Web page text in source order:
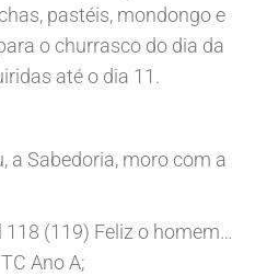
pastéis, mondongo e
o churrasco do dia da
até o dia 11.
a Sabedoria, moro com a
(119) Feliz o homem…
Ano A;